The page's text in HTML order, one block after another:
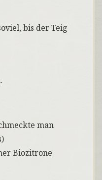
bis der Teig
man
Biozitrone